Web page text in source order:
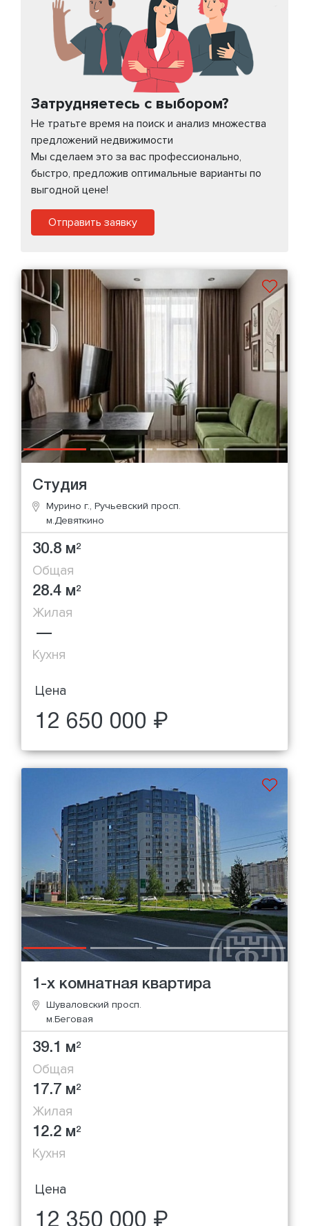
Затрудняетесь с выбором?
Не тратьте время на поиск и анализ множества
предложений недвижимости
Мы сделаем это за вас профессионально,
быстро, предложив оптимальные варианты по
выгодной цене!
Отправить заявку
Студия
Мурино г., Ручьевский просп.
м.Девяткино
30.8 м2
Общая
28.4 м2
Жилая
—
Кухня
Цена
12 650 000 ₽
1-х комнатная квартира
Шуваловский просп.
м.Беговая
39.1 м2
Общая
17.7 м2
Жилая
12.2 м2
Кухня
Цена
12 350 000 ₽